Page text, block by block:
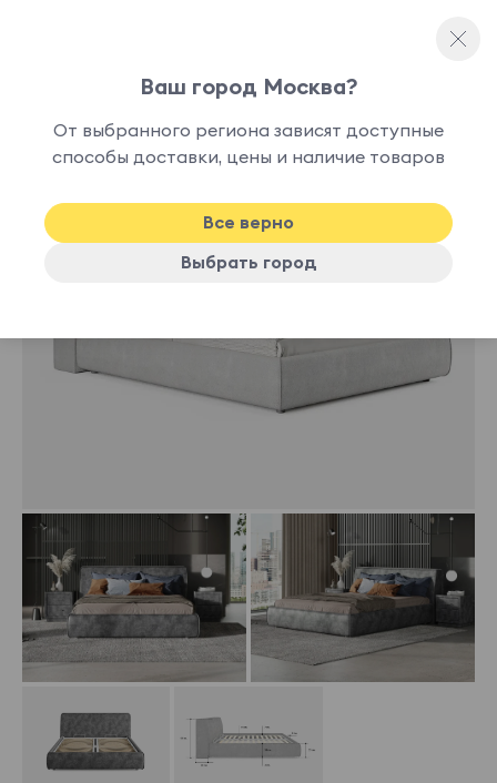
наличии
Ваш город Москва?
От выбранного региона зависят доступные
способы доставки, цены и наличие товаров
Все верно
Выбрать город